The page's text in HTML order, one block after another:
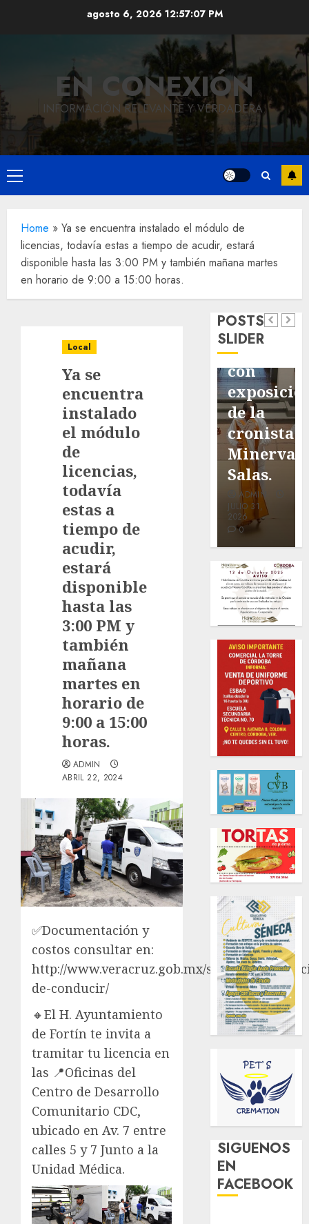
agosto 6, 2026 12:57:08 PM
EN CONEXIÓN
INFORMACIÓN RELEVANTE Y VERDADERA.
Menú
principal
Home » Ya se encuentra instalado el módulo de
licencias, todavía estas a tiempo de acudir, estará
disponible hasta las 3:00 PM y también mañana martes
en horario de 9:00 a 15:00 horas.
Local
Ya se
encuentra
instalado
el módulo
de
licencias,
todavía
estas a
tiempo de
acudir,
estará
disponible
hasta las
3:00 PM y
también
mañana
martes en
horario de
9:00 a 15:00
horas.
ADMIN
ABRIL 22, 2024
✅Documentación y
costos consultar en:
http://www.veracruz.gob.mx/seguridad/
de-conducir/
🔸El H. Ayuntamiento
de Fortín te invita a
tramitar tu licencia en
las 📍Oficinas del
Centro de Desarrollo
Comunitario CDC,
ubicado en Av. 7 entre
calles 5 y 7 Junto a la
Unidad Médica.
POSTS
SLIDER
Local
pavimentación
de San
Marcial
será
mejorada.
Interviene
CASF
ADMIN
JULIO 27,
2026
0
Local
Reviven
la
exposición
Local
el 129
natalicio
de Don
Antonio
Ruiz
Galindo,
de
nuestra
ciudad.
ADMIN
JULIO 30,
2026
0
SIGUENOS
EN
FACEBOOK